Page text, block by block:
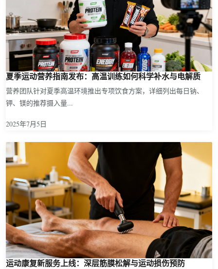
夏季运动营养指南发布：高温训练如何科学补水与电解质
营养团队针对夏季高温环境推出专项饮食方案，详细列出每日钠、
钾、镁的推荐摄入量...
2025年7月5日
运动康复新服务上线：深层筋膜松解与运动损伤预防